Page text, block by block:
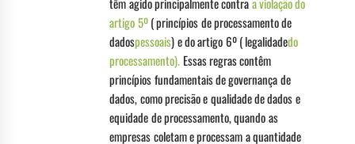
artigo 5º( princípios de processamento de
dadospessoais) e do artigo 6º ( legalidadedo
processamento). Essas regras contêm
princípios fundamentais de governança de
dados, como precisão e qualidade de dados e
equidade de processamento, quando as
empresas coletam e processam a quantidade